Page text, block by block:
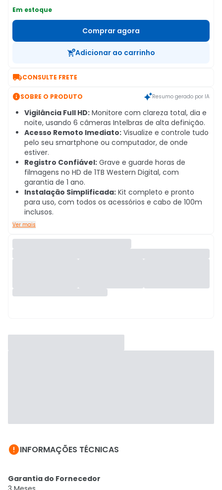
Em estoque
Comprar agora
Adicionar ao carrinho
CONSULTE FRETE
SOBRE O PRODUTO Resumo gerado por IA
Vigilância Full HD: Monitore com clareza total, dia e
noite, usando 6 câmeras Intelbras de alta definição.
Acesso Remoto Imediato: Visualize e controle tudo
pelo seu smartphone ou computador, de onde
estiver.
Registro Confiável: Grave e guarde horas de
filmagens no HD de 1TB Western Digital, com
garantia de 1 ano.
Instalação Simplificada: Kit completo e pronto
para uso, com todos os acessórios e cabo de 100m
inclusos.
Ver mais
INFORMAÇÕES TÉCNICAS
Garantia do Fornecedor